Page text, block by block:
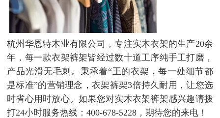
杭州华恩特木业有限公司，专注实木衣架的生产20余
年，每一款衣架裤架皆经过数十道工序纯手工打磨，
产品光滑无毛刺。秉承着“王的衣架，每一处细节都
是标准”的营销理念，衣架裤架3倍持久耐用，让您选
时省心用时放心。如果您对实木衣架裤架感兴趣请拨
打24小时服务热线：400-678-5228，期待您的来电！